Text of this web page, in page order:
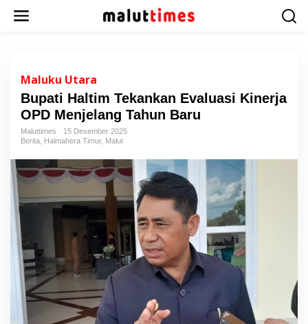
Maluku Utara
Bupati Haltim Tekankan Evaluasi Kinerja
OPD Menjelang Tahun Baru
Maluttimes
15 Desember 2025
Berita Halmahera Timur, Malut